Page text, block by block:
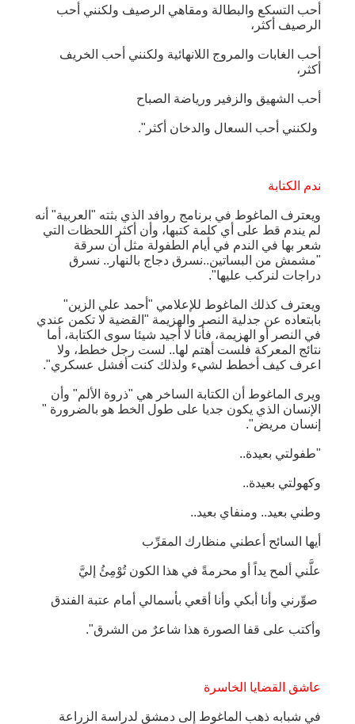
أحب التسكع والبطالة ومقاهي الرصيف ولكنني أحب
الرصيف أكثر،
أحب الغابات والمروج اللانهائية ولكنني أحب الخريف
أكثر،
أحب الشهيق والزفير ورياضة الصباح
ولكنني أحب السعال والدخان أكثر".
ندم الكتابة
ويعترف الماغوط في برنامج روافد الذي بثته "العربية" أنه
لم يندم قط على أي كلمة كتبها، وأن أكثر اللحظات التي
شعر بها في الندم في أيام الطفولة مثل أن سرقة
"مشمش من البساتين..نسرق دجاج بالنهار.. نسرق
دراجات لنركب عليها".
ويعترف كذلك الماغوط للإعلامي "أحمد علي الزين"
بابتعاده عن جدلية النصر والهزيمة "القضية لا تكمن عندي
في النصر أو الهزيمة، فأنا لا أجيد شيئا سوى الكتابة، أما
نتائج المعركة فلست أهتم لها.. لست رجل خطط، ولا
اعرف كيف أخطط لشيء ولذلك كنت أفشل عسكري".
ويرى الماغوط أن الكتابة الساخر هي "ذروة الألم" وأن
الإنسان الذي يكون جديا على طول الخط هو بالضرورة "
إنسان مريض".
"طفولتي بعيدة..
وكهولتي بعيدة..
وطني بعيد.. ومنفاي بعيد..
أيها السائح أعطني منظارك المقرِّب
علَّني ألمح يداً أو محرمةً في هذا الكون تُوْمِئُ إليَّ
صوِّرني وأنا أبكي وأنا أقعي بأسمالي أمام عتبة الفندق
وأكتب على قفا الصورة هذا شاعرٌ من الشرق".
عاشق القضايا الخاسرة
في شبابه ذهب الماغوط إلى دمشق لدراسة الزراعة